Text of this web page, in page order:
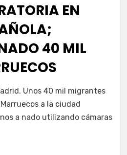
EN
40 MIL
Unos 40 mil migrantes
a la ciudad
a nado utilizando cámaras